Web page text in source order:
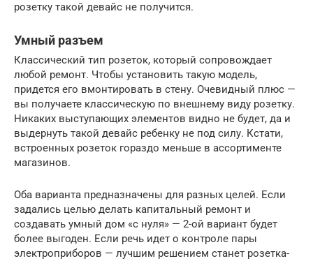
розетку такой девайс не получится.
Умный разъем
Классический тип розеток, который сопровождает
любой ремонт. Чтобы установить такую модель,
придется его вмонтировать в стену. Очевидный плюс —
вы получаете классическую по внешнему виду розетку.
Никаких выступающих элементов видно не будет, да и
выдернуть такой девайс ребенку не под силу. Кстати,
встроенных розеток гораздо меньше в ассортименте
магазинов.
Оба варианта предназначены для разных целей. Если
задались целью делать капитальный ремонт и
создавать умный дом «с нуля» — 2-ой вариант будет
более выгоден. Если речь идет о контроле пары
электроприборов — лучшим решением станет розетка-